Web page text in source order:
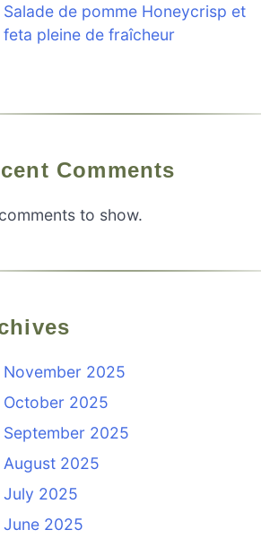
Salade de pomme Honeycrisp et
feta pleine de fraîcheur
Comments
to show.
November 2025
October 2025
September 2025
August 2025
July 2025
June 2025